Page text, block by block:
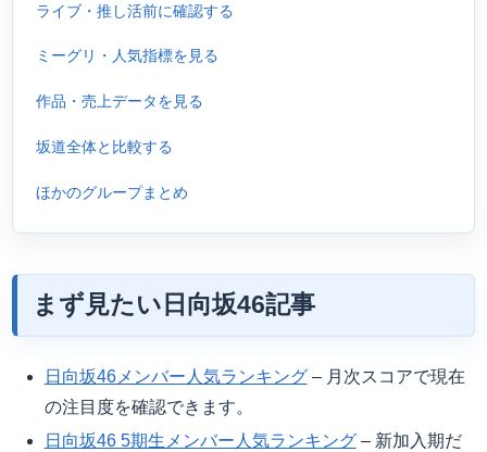
ライブ・推し活前に確認する
ミーグリ・人気指標を見る
作品・売上データを見る
坂道全体と比較する
ほかのグループまとめ
まず見たい日向坂46記事
日向坂46メンバー人気ランキング– 月次スコアで現在
の注目度を確認できます。
日向坂46 5期生メンバー人気ランキング– 新加入期だ